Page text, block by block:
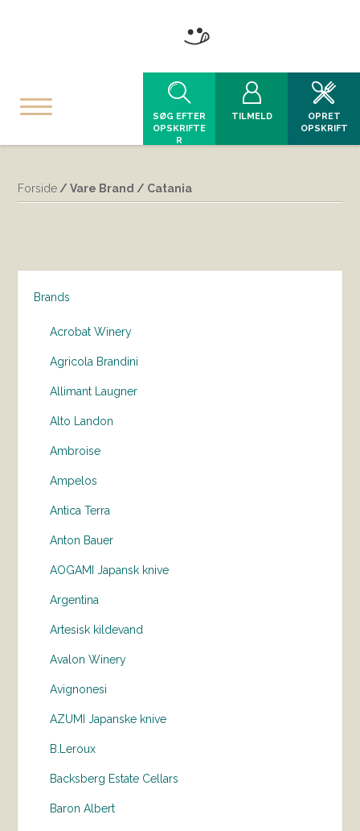
SØG EFTER
OPSKRIFTE
R
TILMELD
OPRET
OPSKRIFT
Forside / Vare Brand / Catania
Brands
Acrobat Winery
Agricola Brandini
Allimant Laugner
Alto Landon
Ambroise
Ampelos
Antica Terra
Anton Bauer
AOGAMI Japansk knive
Argentina
Artesisk kildevand
Avalon Winery
Avignonesi
AZUMI Japanske knive
B.Leroux
Backsberg Estate Cellars
Baron Albert